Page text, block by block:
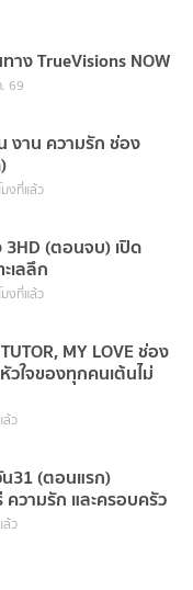
ง TrueVisions NOW
69
งาน ความรัก ช่อง
งที่แล้ว
3HD (ตอนจบ) เปิด
เลลึก
งที่แล้ว
MY LOVE ช่อง
ใจของทุกคนเต้นไม่
ล้ว
น31 (ตอนแรก)
วามรัก และครอบครัว
ล้ว